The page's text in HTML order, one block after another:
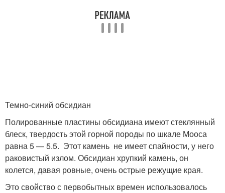
Темно-синий обсидиан
Полированные пластины обсидиана имеют стеклянный
блеск, твердость этой горной породы по шкале Мооса
равна 5 — 5.5. Этот камень не имеет спайности, у него
раковистый излом. Обсидиан хрупкий камень, он
колется, давая ровные, очень острые режущие края.
Это свойство с первобытных времен использовалось